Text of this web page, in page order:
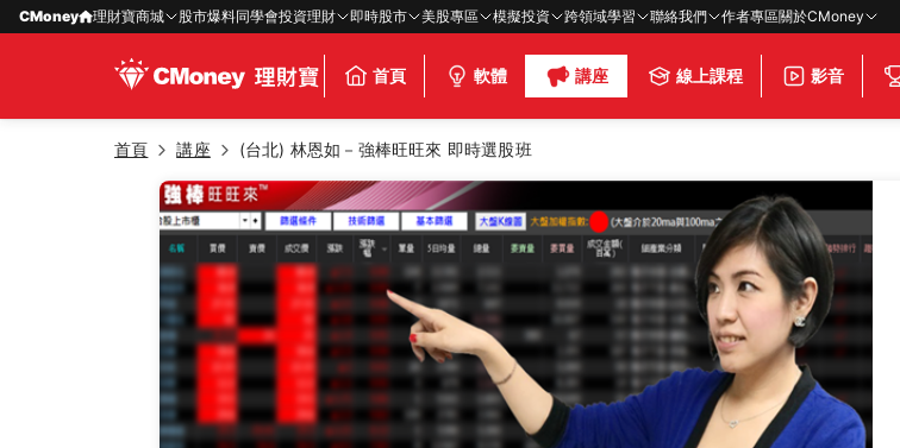
CMoney 理財寶商城 股市爆料同學會投資理財 即時股市 美股專區 模擬投資 跨領域學習 聯絡我們 作者專區關於CMoney
首頁 軟體 講座 線上課程 影音
首頁 講座 (台北) 林恩如－強棒旺旺來 即時選股班